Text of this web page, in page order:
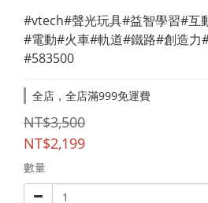
#vtech#聲光玩具#益智學習#互
#電動#火車#軌道#鐵路#創造力
#583500
全店，全店滿999免運費
NT$3,500
NT$2,199
數量